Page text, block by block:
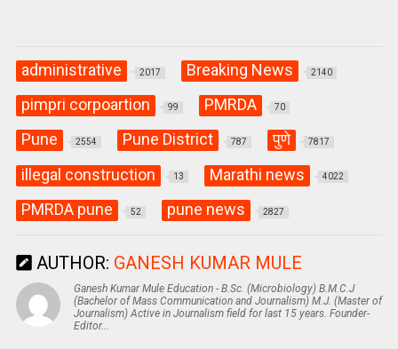
administrative 2017 Breaking News 2140
pimpri corpoartion 99 PMRDA 70
Pune 2554 Pune District 787 पुणे 7817
illegal construction 13 Marathi news 4022
PMRDA pune 52 pune news 2827
AUTHOR: GANESH KUMAR MULE
Ganesh Kumar Mule Education - B.Sc. (Microbiology) B.M.C.J
(Bachelor of Mass Communication and Journalism) M.J. (Master of
Journalism) Active in Journalism field for last 15 years. Founder-
Editor...